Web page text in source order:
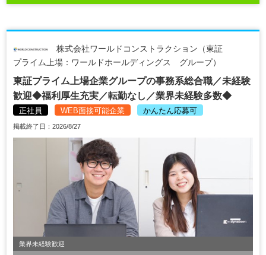
株式会社ワールドコンストラクション（東証
プライム上場：ワールドホールディングス グループ）
東証プライム上場企業グループの事務系総合職／未経験
歓迎◆福利厚生充実／転勤なし／業界未経験多数◆
正社員 WEB面接可能企業 かんたん応募可
掲載終了日：2026/8/27
業界未経験歓迎